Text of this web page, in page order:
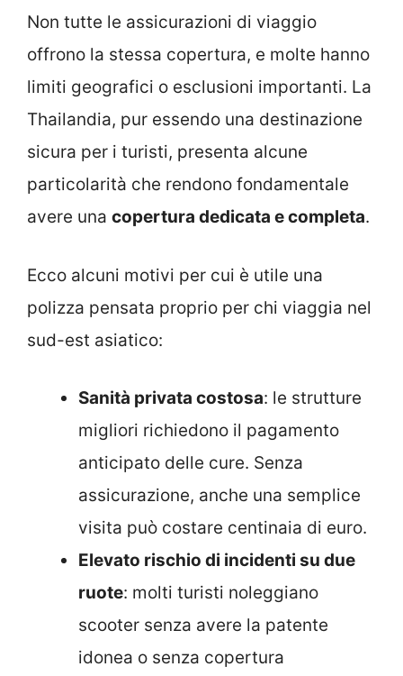
Non tutte le assicurazioni di viaggio
offrono la stessa copertura, e molte hanno
limiti geografici o esclusioni importanti. La
Thailandia, pur essendo una destinazione
sicura per i turisti, presenta alcune
particolarità che rendono fondamentale
avere una copertura dedicata e completa.
Ecco alcuni motivi per cui è utile una
polizza pensata proprio per chi viaggia nel
sud-est asiatico:
Sanità privata costosa: le strutture
migliori richiedono il pagamento
anticipato delle cure. Senza
assicurazione, anche una semplice
visita può costare centinaia di euro.
Elevato rischio di incidenti su due
ruote: molti turisti noleggiano
scooter senza avere la patente
idonea o senza copertura